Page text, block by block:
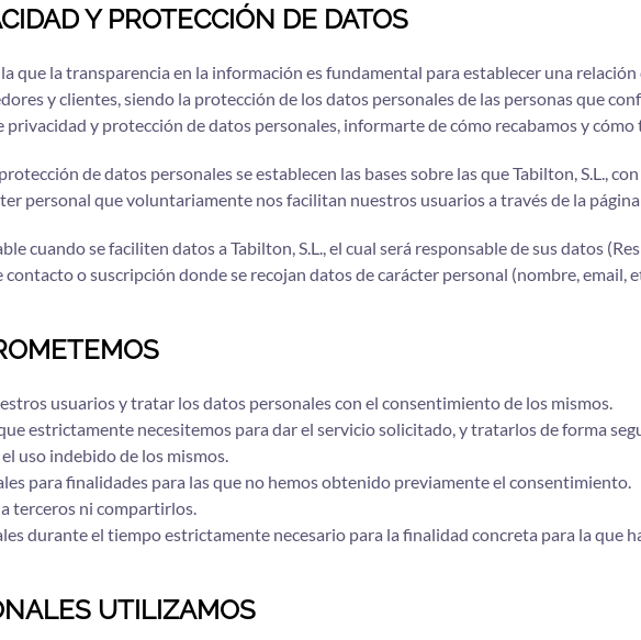
Y PROTECCIÓN DE DATOS
la que la transparencia en la información es fundamental para establecer una
y clientes, siendo la protección de los datos personales de las personas que
y protección de datos personales, informarte de cómo recabamos y
de datos personales se establecen las bases sobre las que Tabilton, S.L.,
personal que voluntariamente nos facilitan nuestros usuarios a través de la
cuando se faciliten datos a Tabilton, S.L., el cual será responsable de sus datos
o suscripción donde se recojan datos de carácter personal (nombre, email,
usuarios y tratar los datos personales con el consentimiento de los mismos.
estrictamente necesitemos para dar el servicio solicitado, y tratarlos de forma
uso indebido de los mismos.
para finalidades para las que no hemos obtenido previamente el consentimiento.
terceros ni compartirlos.
durante el tiempo estrictamente necesario para la finalidad concreta para la que
UTILIZAMOS